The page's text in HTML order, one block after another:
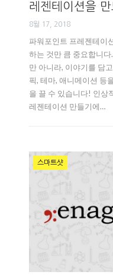
레젠테이션을
8월 17, 2018
파워포인트 프레젠테이
하는 것만 큼 중요합니
만 아니라, 이야기를 담
픽, 테마, 애니메이션 등
을 끌 수 있습니다! 인상
레젠테이션 만들기에…
스마트샷